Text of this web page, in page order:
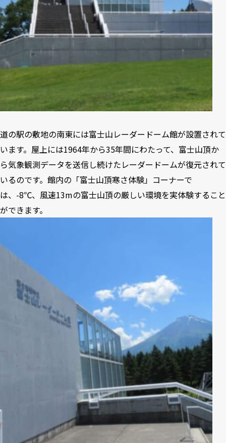
道の駅の敷地の南東には富士山レーダードーム館が設置されて
います。屋上には1964年から35年間にわたって、富士山頂か
ら気象観測データを送信し続けたレーダードームが復元されて
いるのです。館内の「富士山頂寒さ体験」コーナーで
は、-8℃、風速13mの富士山頂の厳しい環境を実体験すること
ができます。